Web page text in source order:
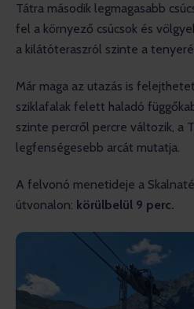
Tátra második legmagasabb
fel a környező csúcsok és
a kilátóteraszról szinte a
Már maga az utazás is
sziklafalak felett haladó
szinte percről percre változik, a
legfenségesebb arcát mutatja.
A felvonó menetideje a
útvonalon: körülbelül 9 perc.